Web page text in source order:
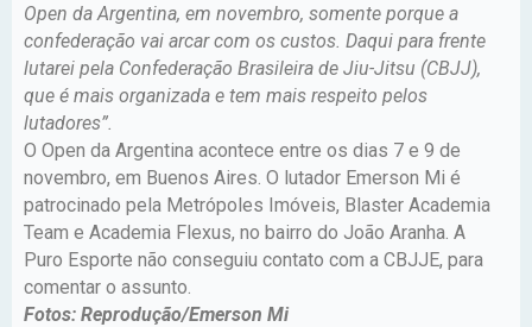
Open da Argentina, em novembro, somente porque a
confederação vai arcar com os custos. Daqui para frente
lutarei pela Confederação Brasileira de Jiu-Jitsu (CBJJ),
que é mais organizada e tem mais respeito pelos
lutadores”.
O Open da Argentina acontece entre os dias 7 e 9 de
novembro, em Buenos Aires. O lutador Emerson Mi é
patrocinado pela Metrópoles Imóveis, Blaster Academia
Team e Academia Flexus, no bairro do João Aranha. A
Puro Esporte não conseguiu contato com a CBJJE, para
comentar o assunto.
Fotos: Reprodução/Emerson Mi